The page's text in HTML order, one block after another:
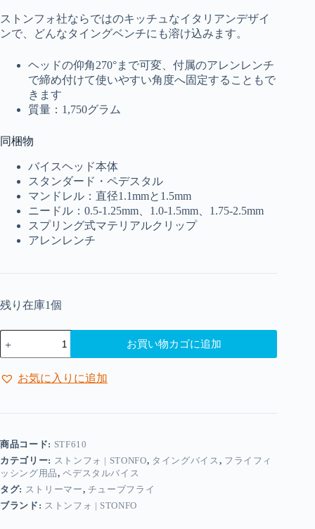
ストンフォ社ならではのキッチュなイタリアンデザイ
ンで、どんなタイングベンチにも溶け込みます。
ヘッドの仰角270°まで可変、付属のアレンレンチ
で締め付けて使いやすい角度へ固定することもで
きます
質量：1,750グラム
同梱物
バイスヘッド本体
スタンダード・ペデスタル
マンドレル：直径1.1mmと1.5mm
ニードル：0.5-1.25mm、1.0-1.5mm、1.75-2.5mm
スプリング式マテリアルクリップ
アレンレンチ
残り在庫1個
ス
ト
フ
Stonfo
チ
ュ
ー
ブ
フ
ラ
お買い物カゴに追加
お気に入りに追加
商品コード: STF610
カテゴリー: ストンフォ | STONFO, タイングバイス , フライフィ
ッシング用品,ペデスタルバイス
タグ: ストリーマー, チューブフライ
ブランド: ストンフォ | STONFO